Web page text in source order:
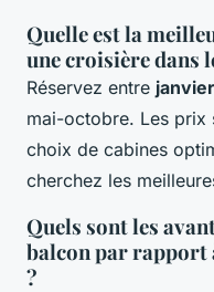
Quelle est la
une croisière dans
Réservez entre
mai-octobre. Les prix
choix de cabines
cherchez les
Quels sont les
balcon par rapport
?